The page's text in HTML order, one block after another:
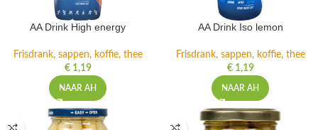
AA Drink High energy
Frisdrank, sappen, koffie, thee
€1,19
NAAR AH
AA Drink Iso lemon
Frisdrank, sappen, koffie, thee
€1,19
NAAR AH